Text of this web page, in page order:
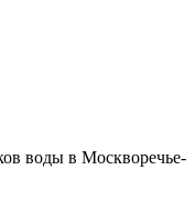
воды в Москворечье-